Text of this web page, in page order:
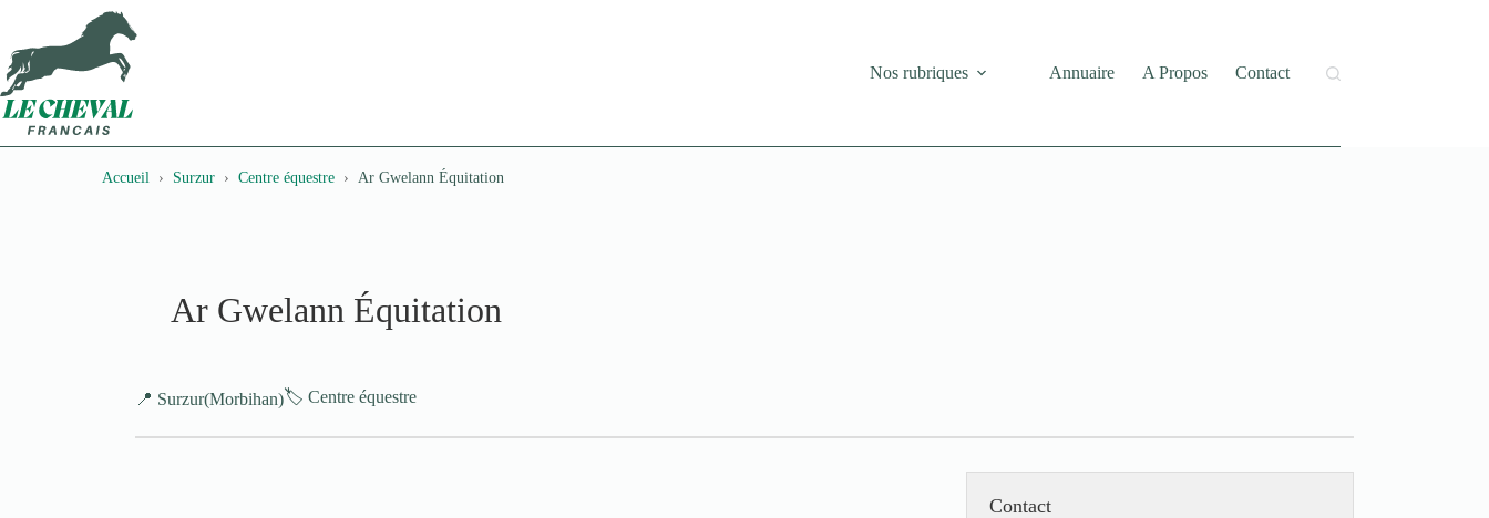
contenu
Nos rubriques
Annuaire A Propos Contact
Accueil Surzur Centre équestre Ar Gwelann Équitation
Ar Gwelann Équitation
📍 Surzur(Morbihan)🏷️ Centre équestre
Contact